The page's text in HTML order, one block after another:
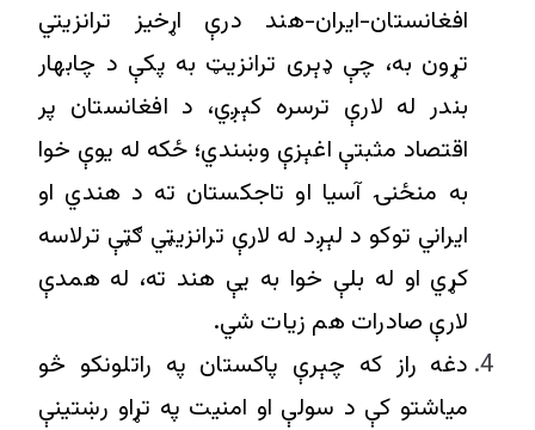
افغانستان-ایران-هند درې اړخیز ترانزیتي
تړون به، چې ډېری ترانزيټ به پکې د چابهار
بندر له لارې ترسره کېږي، د افغانستان پر
اقتصاد مثبتې اغېزې وښندي؛ ځکه له یوې خوا
به منځنۍ آسیا او تاجکستان ته د هندي او
ایراني توکو د لېږد له لارې ترانزیټي ګټې ترلاسه
کړي او له بلې خوا به یې هند ته، له همدې
لارې صادرات هم زیات شي.
دغه راز که چېرې پاکستان په راتلونکو څو
میاشتو کې د سولې او امنیت په تړاو رښتينې